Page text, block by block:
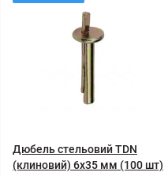
Дюбель стельовий TDN
(клиновий) 6x35 мм (100 шт)